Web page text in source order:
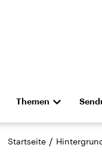
Themen
Die Nachrichten
Hörspiel und Feature
Startseite /